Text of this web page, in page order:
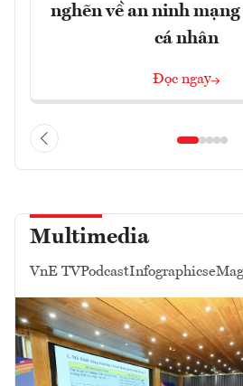
nghẽn về an ninh
cá nhân
Đọc ngay
Multimedia
VnE TVPodcastInfographics